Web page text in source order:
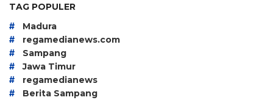
TAG POPULER
# Madura
# regamedianews.com
# Sampang
# Jawa Timur
# regamedianews
# Berita Sampang